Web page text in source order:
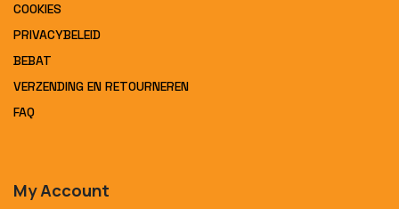
COOKIES
PRIVACYBELEID
BEBAT
VERZENDING EN RETOURNEREN
FAQ
My Account